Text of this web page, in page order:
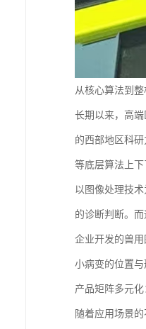
从核心算法到
长期以来，高
的西部地区科
等底层算法上下
以图像处理技
的诊断判断。
企业开发的兽
小病变的位置与
产品矩阵多元
随着应用场景